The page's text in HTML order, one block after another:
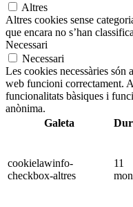
Altres
Altres cookies sense
que encara no s’han
Necessari
Necessari
Les cookies necessàries són
web funcioni correctament.
funcionalitats bàsiques i
anònima.
Galeta
cookielawinfo-
checkbox-altres
11